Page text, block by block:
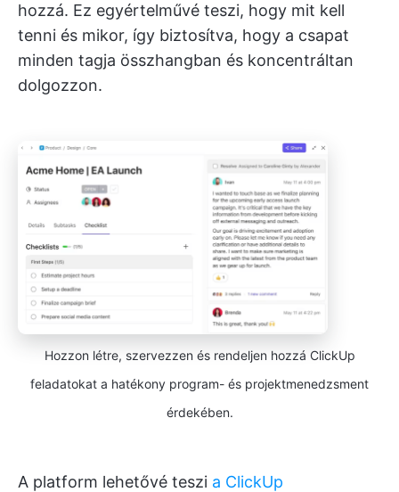
hozzá. Ez egyértelművé teszi, hogy mit kell
tenni és mikor, így biztosítva, hogy a csapat
minden tagja összhangban és koncentráltan
dolgozzon.
Hozzon létre, szervezzen és rendeljen hozzá ClickUp
feladatokat a hatékony program- és projektmenedzsment
érdekében.
A platform lehetővé teszi a ClickUp